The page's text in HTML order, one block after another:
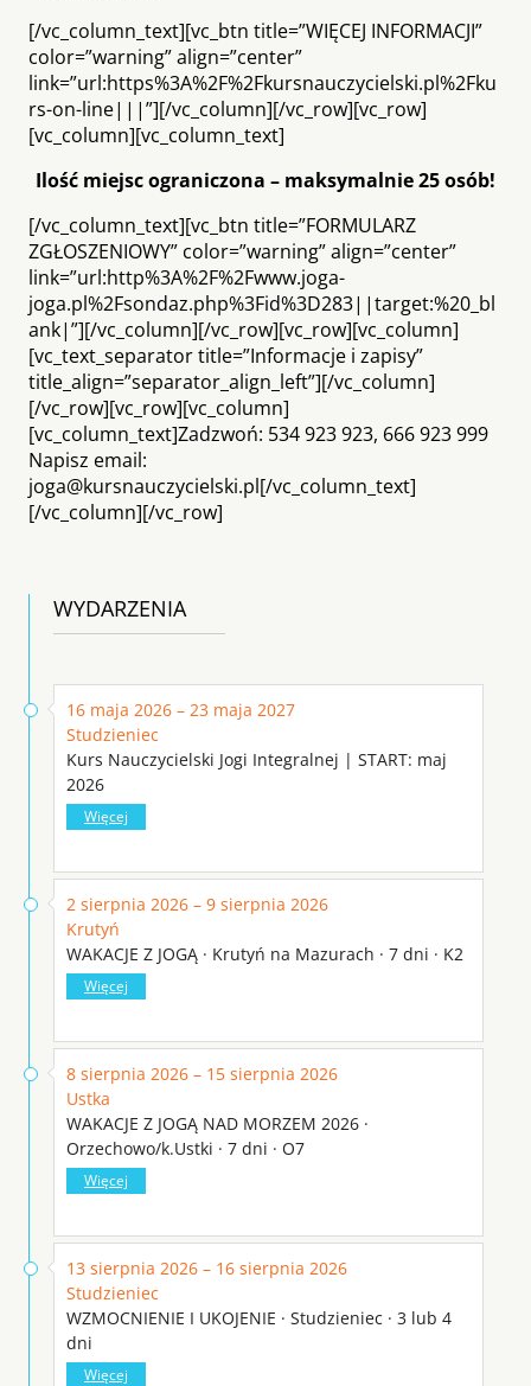
[/vc_column_text][vc_btn title=”WIĘCEJ INFORMACJI”
color=”warning” align=”center”
link=”url:https%3A%2F%2Fkursnauczycielski.pl%2Fku
rs-on-line|||”][/vc_column][/vc_row][vc_row]
[vc_column][vc_column_text]
Ilość miejsc ograniczona – maksymalnie 25 osób!
[/vc_column_text][vc_btn title=”FORMULARZ
ZGŁOSZENIOWY” color=”warning” align=”center”
link=”url:http%3A%2F%2Fwww.joga-
joga.pl%2Fsondaz.php%3Fid%3D283||target:%20_bl
ank|”][/vc_column][/vc_row][vc_row][vc_column]
[vc_text_separator title=”Informacje i zapisy”
title_align=”separator_align_left”][/vc_column]
[/vc_row][vc_row][vc_column]
[vc_column_text]Zadzwoń: 534 923 923, 666 923 999
Napisz email:
joga@kursnauczycielski.pl[/vc_column_text]
[/vc_column][/vc_row]
WYDARZENIA
16 maja 2026 – 23 maja 2027
Studzieniec
Kurs Nauczycielski Jogi Integralnej | START: maj
2026
Więcej
2 sierpnia 2026 – 9 sierpnia 2026
Krutyń
WAKACJE Z JOGĄ · Krutyń na Mazurach · 7 dni · K2
Więcej
8 sierpnia 2026 – 15 sierpnia 2026
Ustka
WAKACJE Z JOGĄ NAD MORZEM 2026 ·
Orzechowo/k.Ustki · 7 dni · O7
Więcej
13 sierpnia 2026 – 16 sierpnia 2026
Studzieniec
WZMOCNIENIE I UKOJENIE · Studzieniec · 3 lub 4
dni
Więcej